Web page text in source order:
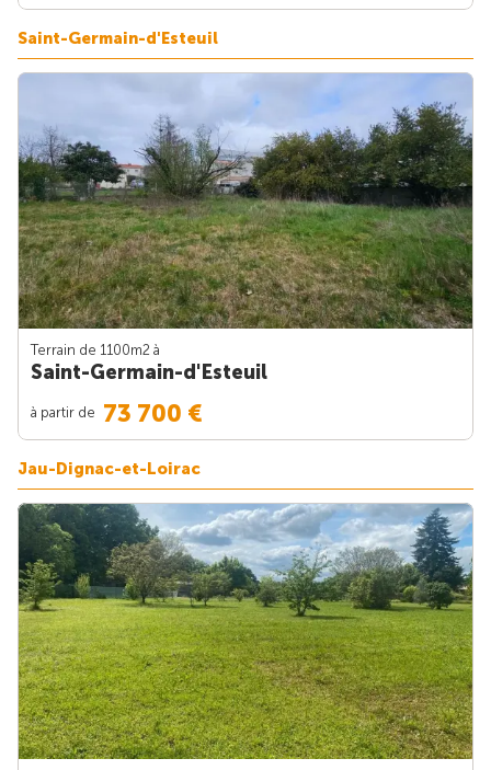
Saint-Germain-d'Esteuil
Terrain de 1100m2 à
Saint-Germain-d'Esteuil
à partir de 73 700 €
Jau-Dignac-et-Loirac